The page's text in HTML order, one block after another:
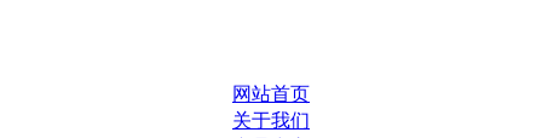
网站首页
关于我们